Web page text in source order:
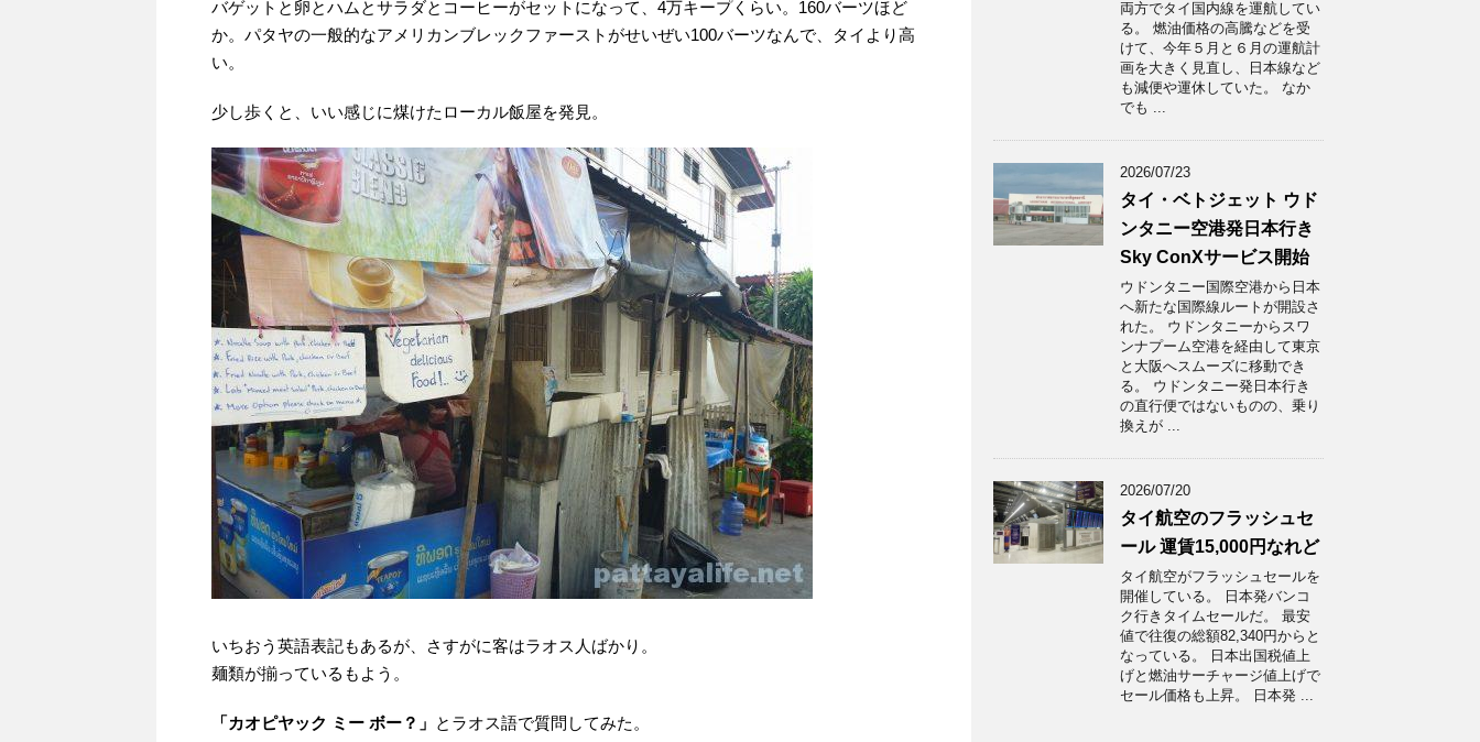
バゲットと卵とハムとサラダとコーヒーがセットになって、4万キープくらい。160バーツほど
か。パタヤの一般的なアメリカンブレックファーストがせいぜい100バーツなんで、タイより高
い。
少し歩くと、いい感じに煤けたローカル飯屋を発見。
いちおう英語表記もあるが、さすがに客はラオス人ばかり。
麺類が揃っているもよう。
「カオピヤック ミー ボー？」 とラオス語で質問してみた。
両方でタイ国内線を運航してい
る。 燃油価格の高騰などを受
けて、今年５月と６月の運航計
画を大きく見直し、日本線など
も減便や運休していた。 なか
でも ...
2026/07/23
タイ・ベトジェット ウド
ンタニー空港発日本行き
Sky ConXサービス開始
ウドンタニー国際空港から日本
へ新たな国際線ルートが開設さ
れた。 ウドンタニーからスワ
ンナプーム空港を経由して東京
と大阪へスムーズに移動でき
る。 ウドンタニー発日本行き
の直行便ではないものの、乗り
換えが ...
2026/07/20
タイ航空のフラッシュセ
ール 運賃15,000円なれど
タイ航空がフラッシュセールを
開催している。 日本発バンコ
ク行きタイムセールだ。 最安
値で往復の総額82,340円からと
なっている。 日本出国税値上
げと燃油サーチャージ値上げで
セール価格も上昇。 日本発 ...